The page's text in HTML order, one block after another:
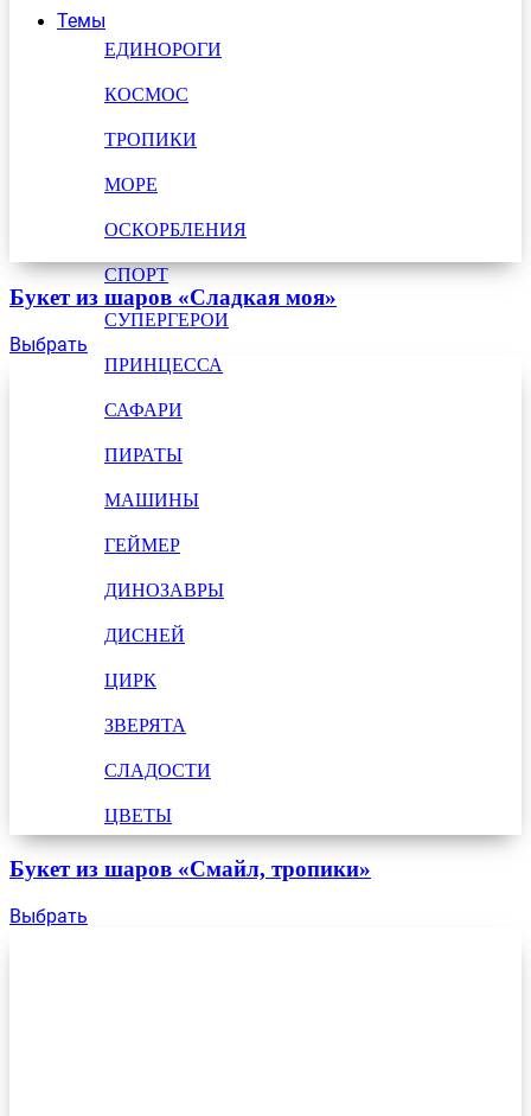
Темы
ЕДИНОРОГИ
КОСМОС
ТРОПИКИ
МОРЕ
ОСКОРБЛЕНИЯ
СПОРТ
СУПЕРГЕРОИ
ПРИНЦЕССА
САФАРИ
ПИРАТЫ
МАШИНЫ
ГЕЙМЕР
ДИНОЗАВРЫ
ДИСНЕЙ
ЦИРК
ЗВЕРЯТА
СЛАДОСТИ
ЦВЕТЫ
Букет из шаров «Сладкая моя»
Выбрать
Букет из шаров «Смайл, тропики»
Выбрать